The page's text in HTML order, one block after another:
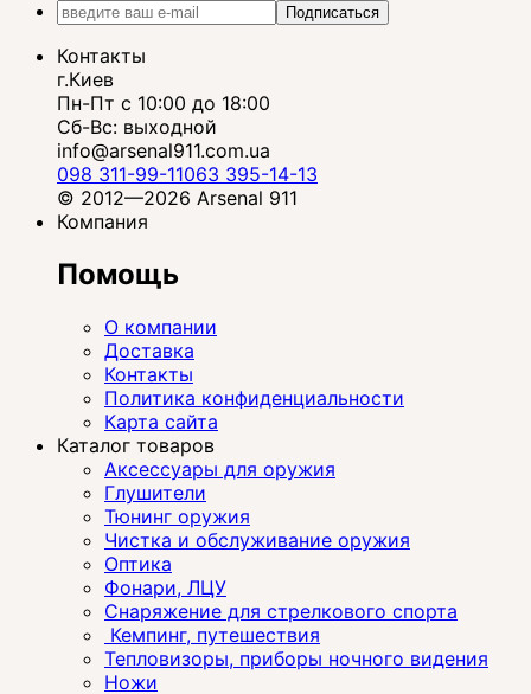
Подписаться
Контакты
г.Киев
Пн-Пт с 10:00 до 18:00
Сб-Вс: выходной
info@arsenal911.com.ua
098 311-99-11063 395-14-13
© 2012—2026 Arsenal 911
Компания
Помощь
О компании
Доставка
Контакты
Политика конфиденциальности
Карта сайта
Каталог товаров
Аксессуары для оружия
Глушители
Тюнинг оружия
Чистка и обслуживание оружия
Оптика
Фонари, ЛЦУ
Снаряжение для стрелкового спорта
Кемпинг, путешествия
Тепловизоры, приборы ночного видения
Ножи